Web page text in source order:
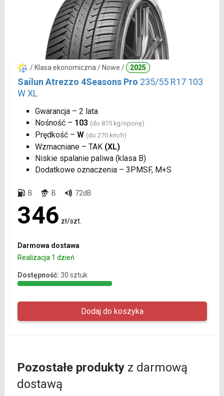
/ Klasa ekonomiczna / Nowe / 2025
Sailun Atrezzo 4Seasons Pro 235/55 R17 103
W XL
Gwarancja – 2 lata
Nośność – 103 (do 875 kg/oponę)
Prędkość – W (do 270 km/h)
Wzmacniane – TAK (XL)
Niskie spalanie paliwa (klasa B)
Dodatkowe oznaczenia – 3PMSF, M+S
B B 72dB
346 zł/szt.
Darmowa dostawa
Realizacja 1 dzień
Dostępność: 30 sztuk
Pozostałe produktyz darmową
dostawą